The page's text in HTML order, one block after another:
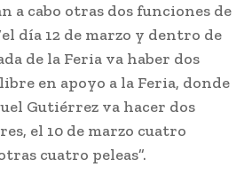
a cabo otras dos funciones de
día 12 de marzo y dentro de
de la Feria va haber dos
en apoyo a la Feria, donde
Gutiérrez va hacer dos
el 10 de marzo cuatro
cuatro peleas”.